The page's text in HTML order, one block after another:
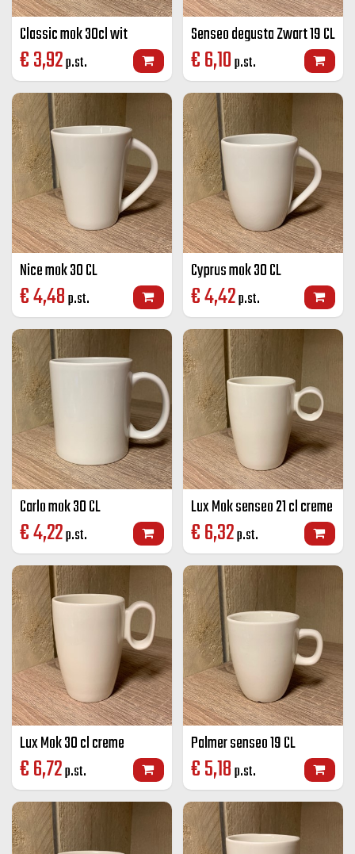
Classic mok 30cl wit
€3,92p.st.
Senseo degusta Zwart 19 CL
€6,10p.st.
Nice mok 30 CL
€4,48p.st.
Cyprus mok 30 CL
€4,42p.st.
Carlo mok 30 CL
€4,22p.st.
Lux Mok senseo 21 cl creme
€6,32p.st.
Lux Mok 30 cl creme
€6,72p.st.
Palmer senseo 19 CL
€5,18p.st.